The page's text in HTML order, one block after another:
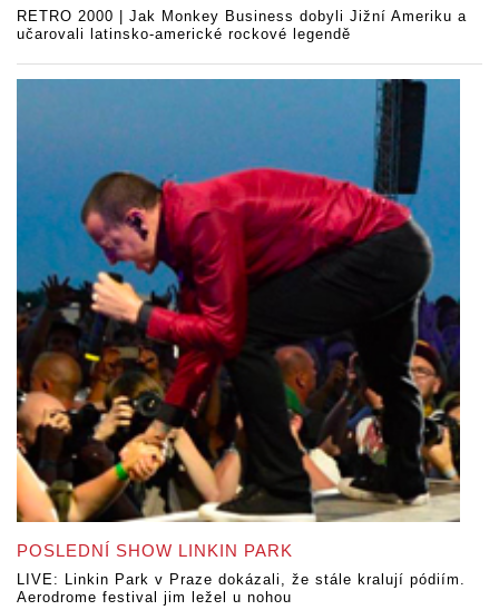
RETRO 2000 | Jak Monkey Business dobyli Jižní Ameriku a
učarovali latinsko-americké rockové legendě
POSLEDNÍ SHOW LINKIN PARK
LIVE: Linkin Park v Praze dokázali, že stále kralují pódiím.
Aerodrome festival jim ležel u nohou